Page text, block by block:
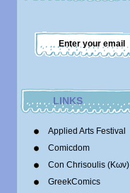
LINKS
Applied Arts Festival
Comicdom
Con Chrisoulis (Κων)
GreekComics